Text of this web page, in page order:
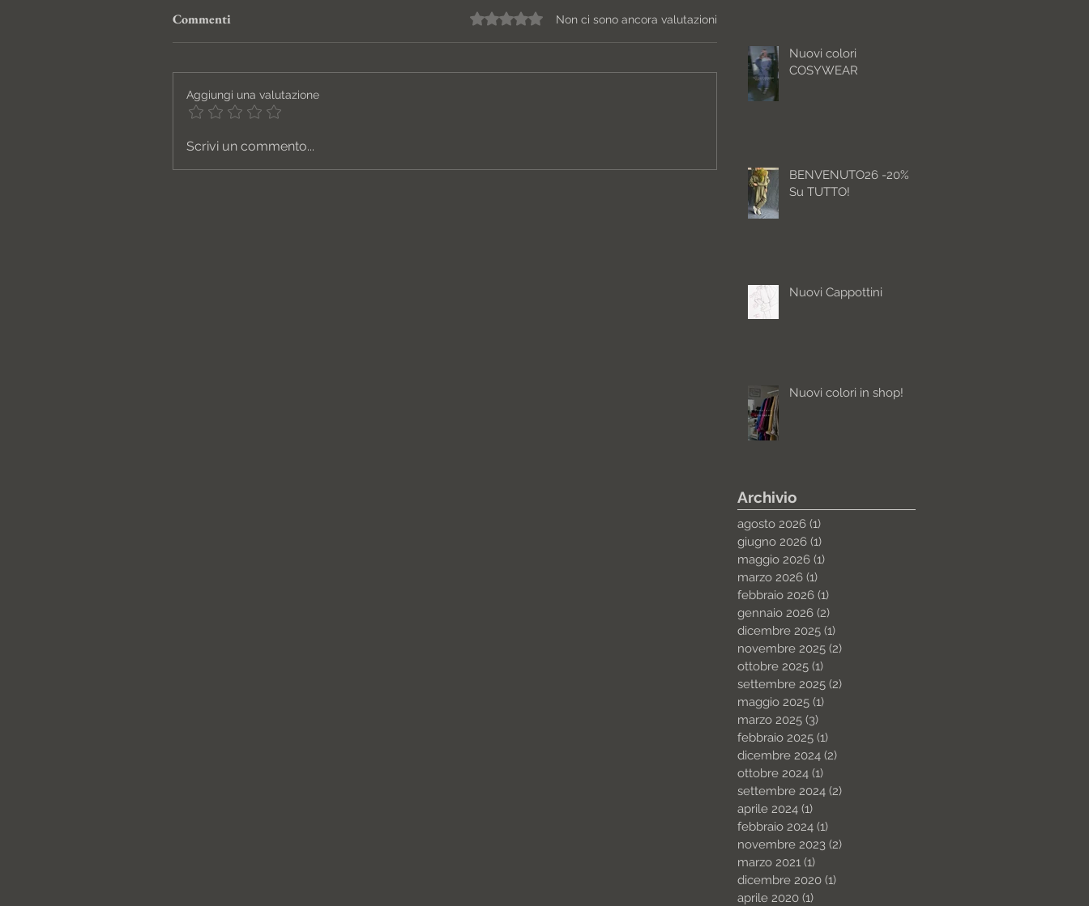
Commenti Valutazione 0 stelle su 5.Non ci sono ancora valutazioni
Aggiungi una valutazione
Scrivi un commento...
Nuovi colori
COSYWEAR
BENVENUTO26 -20%
Su TUTTO!
Nuovi Cappottini
Nuovi colori in shop!
Archivio
agosto 2026 (1)
giugno 2026 (1)
maggio 2026 (1)
marzo 2026 (1)
febbraio 2026 (1)
gennaio 2026 (2)
dicembre 2025 (1)
novembre 2025 (2)
ottobre 2025 (1)
settembre 2025 (2)
maggio 2025 (1)
marzo 2025 (3)
febbraio 2025 (1)
dicembre 2024 (2)
ottobre 2024 (1)
settembre 2024 (2)
aprile 2024 (1)
febbraio 2024 (1)
novembre 2023 (2)
marzo 2021 (1)
dicembre 2020 (1)
aprile 2020 (1)